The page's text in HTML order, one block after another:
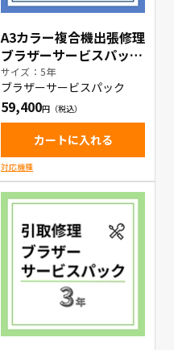
A3カラー複合機出張修理
ブラザーサービスパック
5年
サイズ：5年
ブラザーサービスパック
59,400
カートに入れる
対応機種